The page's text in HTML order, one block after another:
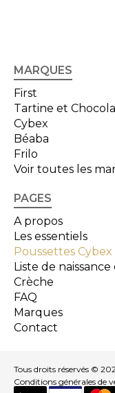
MARQUES
First
Tartine et
Cybex
Béaba
Frilo
Voir toutes les
PAGES
A propos
Les essentiels
Poussettes Cybex
Liste de
Crèche
FAQ
Marques
Contact
Tous droits réservés ©
Conditions générales de